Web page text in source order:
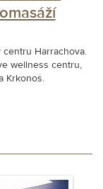
Harrachova.
wellness centru,
Krkonoš.